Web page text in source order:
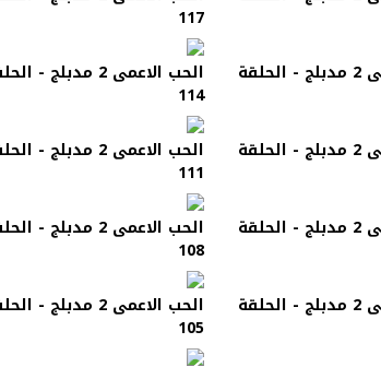
117
الحب الاعمى 2 مدبلج - الحلقة الحب الاعمى 2 مدبلج -
114
الحب الاعمى 2 مدبلج - الحلقة الحب الاعمى 2 مدبلج -
111
الحب الاعمى 2 مدبلج - الحلقة الحب الاعمى 2 مدبلج -
108
الحب الاعمى 2 مدبلج - الحلقة الحب الاعمى 2 مدبلج -
105